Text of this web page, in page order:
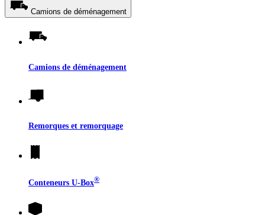
Camions de déménagement
Camions de déménagement
Remorques et remorquage
Conteneurs U-Box®